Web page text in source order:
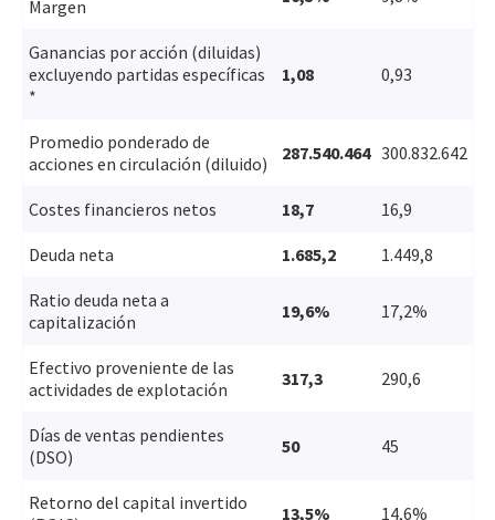
Margen
Ganancias por acción (diluidas)
excluyendo partidas específicas
*
1,08 0,93
Promedio ponderado de
acciones en circulación (diluido)
287.540.464 300.832.642
Costes financieros netos 18,7 16,9
Deuda neta 1.685,2 1.449,8
Ratio deuda neta a
capitalización
19,6% 17,2%
Efectivo proveniente de las
actividades de explotación
317,3 290,6
Días de ventas pendientes
(DSO)
50 45
Retorno del capital invertido
13,5% 14,6%